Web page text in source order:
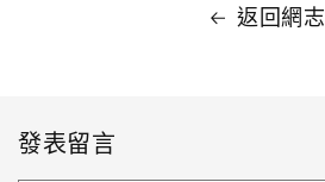
返回網志
發表留言